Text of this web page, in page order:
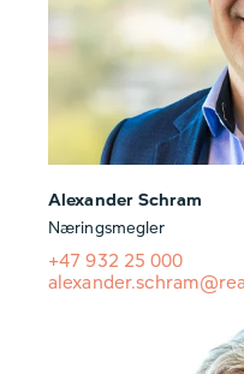
Alexander Schram
Næringsmegler
+47 932 25 000